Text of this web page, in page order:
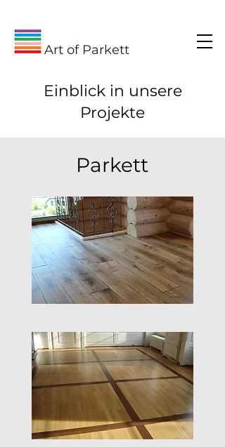
Art of Parkett
Einblick in unsere
Projekte
Parkett